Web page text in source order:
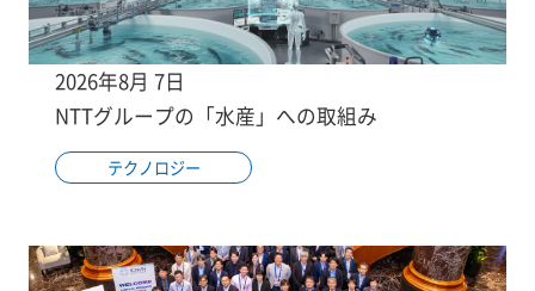
2026年8月 7日
NTTグループの「水産」への取組み
テクノロジー